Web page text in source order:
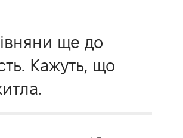
ще до
Кажуть, що